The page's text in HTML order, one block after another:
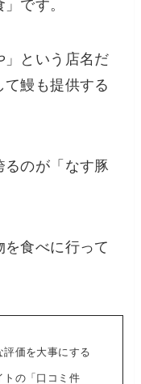
です。
」という店名だ
鰻も提供する
るのが「なす豚
食べに行って
価を大事にする
トの「口コミ件